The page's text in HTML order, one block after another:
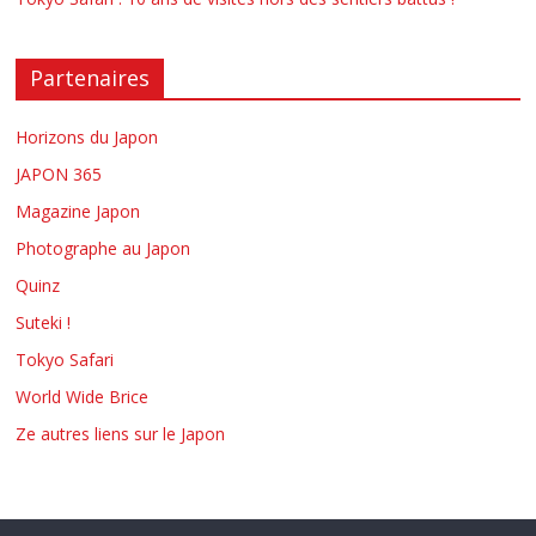
Partenaires
Horizons du Japon
JAPON 365
Magazine Japon
Photographe au Japon
Quinz
Suteki !
Tokyo Safari
World Wide Brice
Ze autres liens sur le Japon